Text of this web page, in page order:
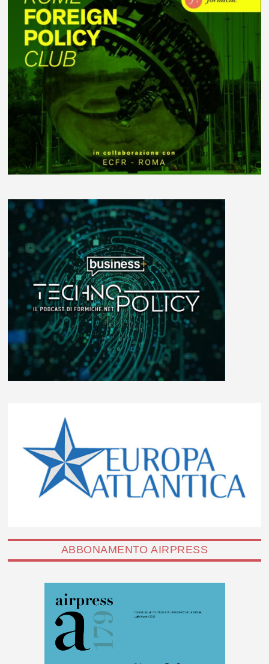
ABBONAMENTO AIRPRESS